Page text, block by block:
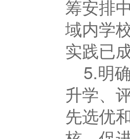
筹安排
域内学
实践已
5.明
升学、
先选优